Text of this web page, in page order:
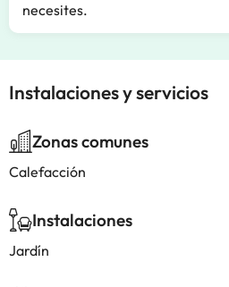
necesites.
Instalaciones y servicios
Zonas comunes
Calefacción
Instalaciones
Jardín